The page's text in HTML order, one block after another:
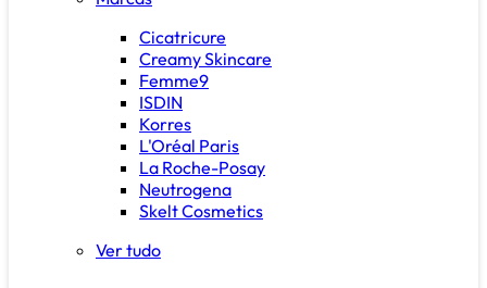
Cicatricure
Creamy Skincare
Femme9
ISDIN
Korres
L'Oréal Paris
La Roche-Posay
Neutrogena
Skelt Cosmetics
Ver tudo